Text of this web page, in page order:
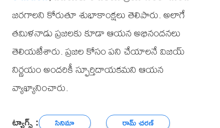
జరగాలని కోరుతూ శుభాకాంక్షలు తెలిపారు. అలాగే
తమిళనాడు ప్రజలకు కూడా ఆయన అభినందనలు
తెలియజేశారు. ప్రజల కోసం పని చేయాలనే విజయ్
నిర్ణయం అందరికీ స్ఫూర్తిదాయకమని ఆయన
వ్యాఖ్యానించారు.
ట్యాగ్స్ : సినిమా రామ్ చరణ్